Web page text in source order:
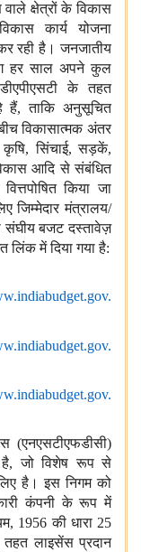
क्षेत्रों के विकास
कार्य योजना
रही है। जनजातीय
हर साल अपने कुल
के तहत
हैं, ताकि अनुसूचित
विकासात्मक अंतर
सिंचाई, सड़कें,
आदि से संबंधित
किया जा
मंत्रालय/
संघीय बजट दस्तावेज़
लिंक में दिया गया है:
(एनएसटीएफडीसी)
है, जो विशेष रूप से
है। इस निगम को
कंपनी के रूप में
1956 की धारा 25
लाइसेंस प्रदान